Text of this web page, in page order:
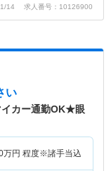
14 求人番号：10126900
い
イカー通勤OK★眼
万円 程度※諸手当込